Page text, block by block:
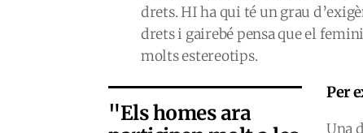
drets. HI ha qui té un grau
drets i gairebé pensa que el
molts estereotips.
"Els homes ara
Per
Una